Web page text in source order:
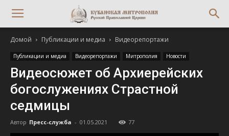
Домой Публикации и медиа Видеорепортажи
Публикации и медиа Видеорепортажи Митрополия Новости
Видеосюжет об Архиерейских
богослужениях Страстной
седмицы
Автор Пресс-служба - 01.05.2021 77